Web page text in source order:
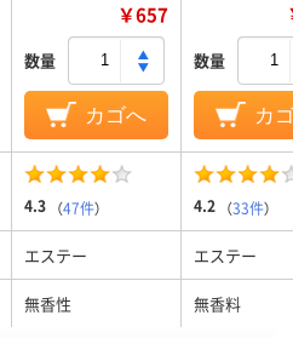
￥657
数量
カゴへ
数量
カ
4.3 （47件） 4.2 （33件）
エステー エステー
無香性 無香料